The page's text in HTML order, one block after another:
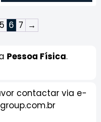
5 6 7 →
Pessoa Física.
contactar via e-